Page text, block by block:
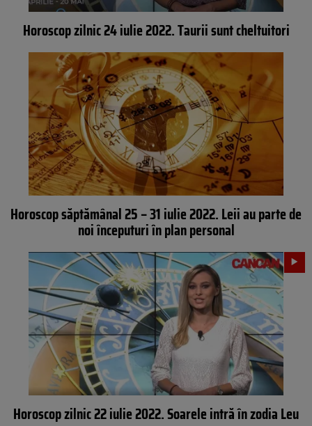
Horoscop zilnic 24 iulie 2022. Taurii sunt cheltuitori
Horoscop săptămânal 25 – 31 iulie 2022. Leii au parte de
noi începuturi în plan personal
Horoscop zilnic 22 iulie 2022. Soarele intră în zodia Leu